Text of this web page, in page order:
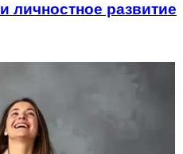
личностное развитие